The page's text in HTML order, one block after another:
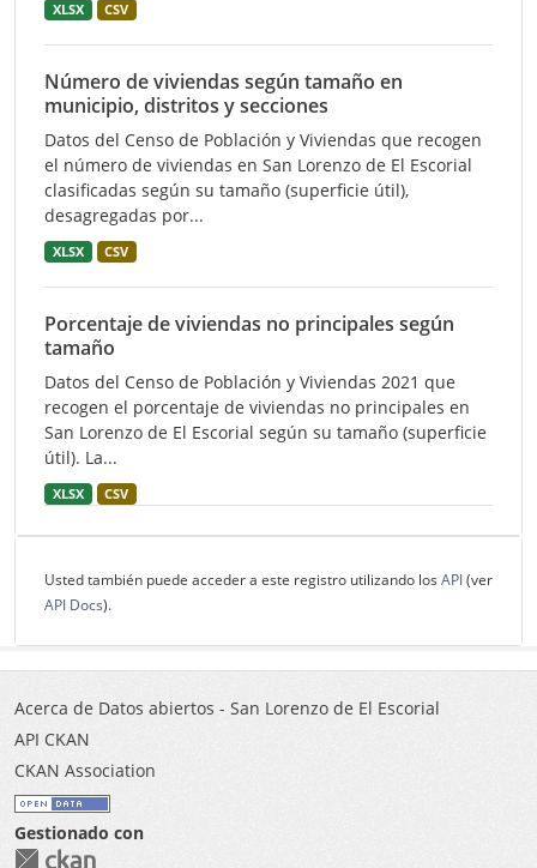
XLSX CSV
Número de viviendas según tamaño en
municipio, distritos y secciones
Datos del Censo de Población y Viviendas que recogen
el número de viviendas en San Lorenzo de El Escorial
clasificadas según su tamaño (superficie útil),
desagregadas por...
XLSX CSV
Porcentaje de viviendas no principales según
tamaño
Datos del Censo de Población y Viviendas 2021 que
recogen el porcentaje de viviendas no principales en
San Lorenzo de El Escorial según su tamaño (superficie
útil). La...
XLSX CSV
Usted también puede acceder a este registro utilizando los API(ver
API Docs).
Acerca de Datos abiertos - San Lorenzo de El Escorial
API CKAN
CKAN Association
Gestionado con